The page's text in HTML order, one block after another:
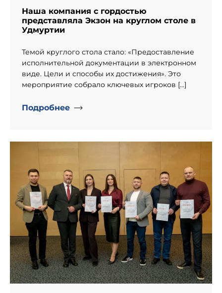
Наша компания с гордостью
представляла Экзон на круглом столе в
Удмуртии
Темой круглого стола стало: «Предоставление
исполнительной документации в электронном
виде. Цели и способы их достижения». Это
мероприятие собрало ключевых игроков […]
Подробнее